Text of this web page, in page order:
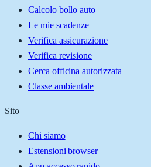
Calcolo bollo auto
Le mie scadenze
Verifica assicurazione
Verifica revisione
Cerca officina autorizzata
Classe ambientale
Sito
Chi siamo
Estensioni browser